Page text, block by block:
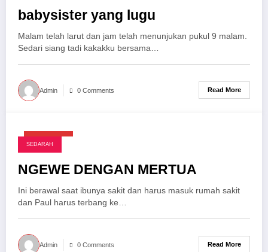
babysister yang lugu
Malam telah larut dan jam telah menunjukan pukul 9 malam.
Sedari siang tadi kakakku bersama…
Admin 0 Comments Read More
Mei 7, 2025
SEDARAH
NGEWE DENGAN MERTUA
Ini berawal saat ibunya sakit dan harus masuk rumah sakit
dan Paul harus terbang ke…
Admin 0 Comments Read More